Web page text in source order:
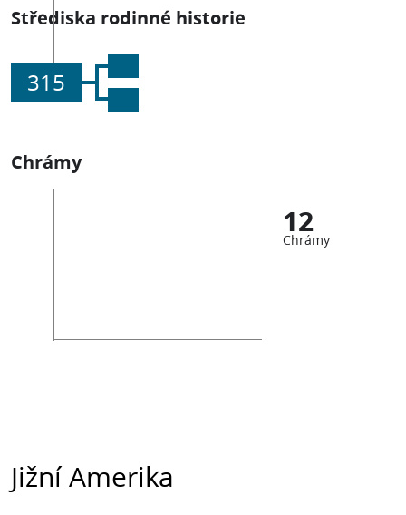
Střediska rodinné historie
315
Chrámy
12
Chrámy
Jižní Amerika